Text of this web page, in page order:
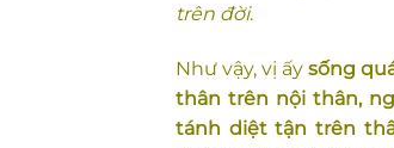
trên đời.
Như vậy, vị ấysống
thân trên nội thân,
tánh diệt tận trên